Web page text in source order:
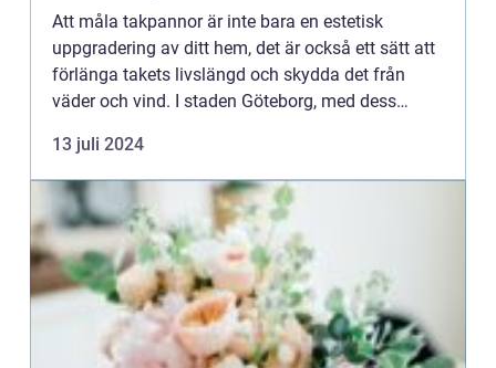
Att måla takpannor är inte bara en estetisk
uppgradering av ditt hem, det är också ett sätt att
förlänga takets livslängd och skydda det från
väder och vind. I staden Göteborg, med dess
13 juli 2024